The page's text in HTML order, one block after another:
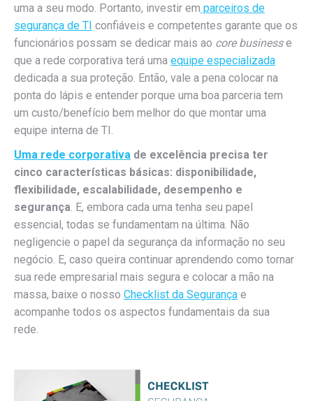
uma a seu modo. Portanto, investir em parceiros de
segurança de TI confiáveis e competentes garante que os
funcionários possam se dedicar mais ao core businesse
que a rede corporativa terá uma equipe especializada
dedicada a sua proteção. Então, vale a pena colocar na
ponta do lápis e entender porque uma boa parceria tem
um custo/benefício bem melhor do que montar uma
equipe interna de TI.
Uma rede corporativa de excelência precisa ter
cinco características básicas: disponibilidade,
flexibilidade, escalabilidade, desempenho e
segurança. E, embora cada uma tenha seu papel
essencial, todas se fundamentam na última. Não
negligencie o papel da segurança da informação no seu
negócio. E, caso queira continuar aprendendo como tornar
sua rede empresarial mais segura e colocar a mão na
massa, baixe o nosso Checklist da Segurança e
acompanhe todos os aspectos fundamentais da sua
rede.